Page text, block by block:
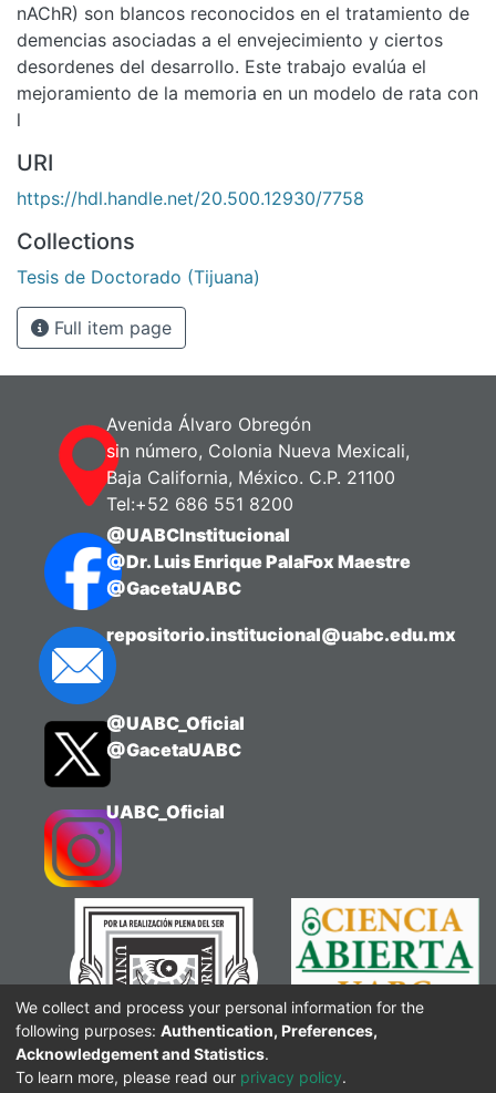
nAChR) son blancos reconocidos en el tratamiento de
demencias asociadas a el envejecimiento y ciertos
desordenes del desarrollo. Este trabajo evalúa el
mejoramiento de la memoria en un modelo de rata con
l
URI
https://hdl.handle.net/20.500.12930/7758
Collections
Tesis de Doctorado (Tijuana)
Full item page
Avenida Álvaro Obregón
sin número, Colonia Nueva Mexicali,
Baja California, México. C.P. 21100
Tel:+52 686 551 8200
@UABCInstitucional
@Dr. Luis Enrique PalaFox Maestre
@GacetaUABC
repositorio.institucional@uabc.edu.mx
@UABC_Oficial
@GacetaUABC
UABC_Oficial
We collect and process your personal information for the
following purposes: Authentication, Preferences,
Acknowledgement and Statistics.
To learn more, please read our privacy policy.